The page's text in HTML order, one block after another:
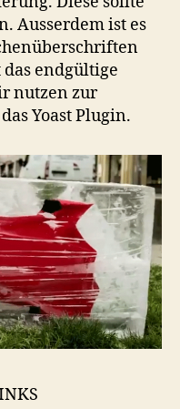
Ausserdem ist es
endgültige
nutzen zur
Yoast Plugin.